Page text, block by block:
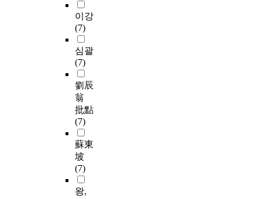
이강
(7)
심괄
(7)
劉辰
翁
批點
(7)
蘇東
坡
(7)
왕,